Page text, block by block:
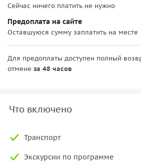
Сейчас ничего платить не нужно
Предоплата на сайте
Оставшуюся сумму заплатить на месте
Для предоплаты доступен полный
отмене за 48 часов
Что включено
Транспорт
Экскурсии по программе